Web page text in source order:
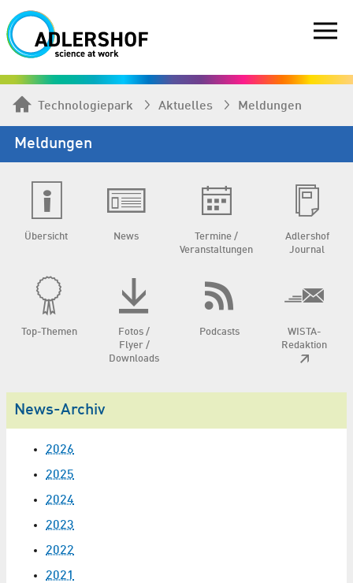
Technologiepark Aktuelles Meldungen
Meldungen
Übersicht News
Termine /
Veranstaltungen
Adlershof
Journal
Top-Themen
Fotos /
Flyer /
Downloads
Podcasts
WISTA-
Redaktion
News-Archiv
2026
2025
2024
2023
2022
2021